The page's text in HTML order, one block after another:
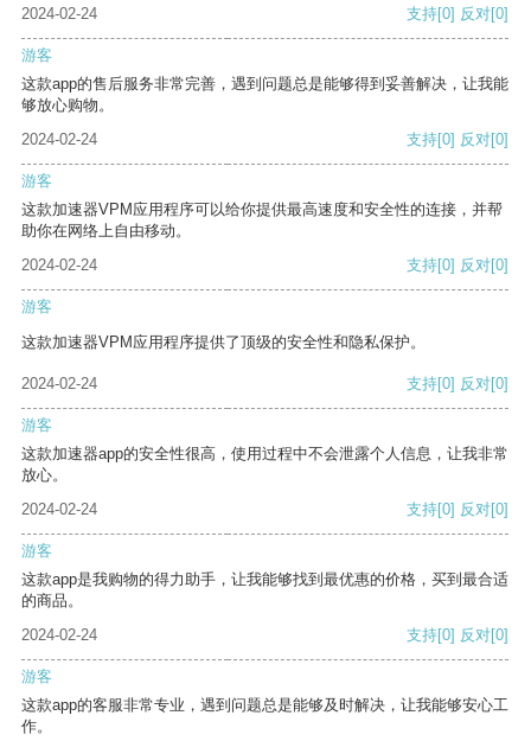
2024-02-24
支持[0] 反对[0]
游客
这款app的售后服务非常完善，遇到问题总是能够得到妥善解决，让我能
够放心购物。
2024-02-24
支持[0] 反对[0]
游客
这款加速器VPM应用程序可以给你提供最高速度和安全性的连接，并帮
助你在网络上自由移动。
2024-02-24
支持[0] 反对[0]
游客
这款加速器VPM应用程序提供了顶级的安全性和隐私保护。
2024-02-24 支持[0] 反对[0]
游客
这款加速器app的安全性很高，使用过程中不会泄露个人信息，让我非常
放心。
2024-02-24
支持[0] 反对[0]
游客
这款app是我购物的得力助手，让我能够找到最优惠的价格，买到最合适
的商品。
2024-02-24
支持[0] 反对[0]
游客
这款app的客服非常专业，遇到问题总是能够及时解决，让我能够安心工
作。